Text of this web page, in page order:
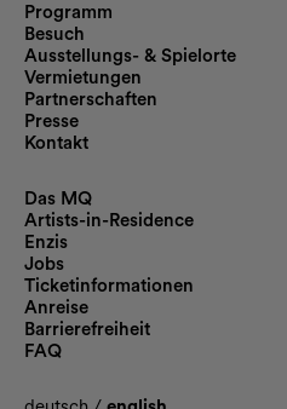
Programm
Besuch
Ausstellungs- & Spielorte
Vermietungen
Partnerschaften
Presse
Kontakt
Das MQ
Artists-in-Residence
Enzis
Jobs
Ticketinformationen
Anreise
Barrierefreiheit
FAQ